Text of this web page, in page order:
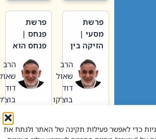
כדי לאפשר פעילות תקינה של האתר ולנתח את
פרשת
מסעי |
הזיקה בין
הגדול לעם הרב
שאול
דוד
בוצ'קו
לשמוע קול תורה – מדרש
פרשת
פנחס |
פנחס הוא
אליהו: בין
קנאות
הורסת
לקנאות
בונה
הרב
שאול
דוד
בוצ'קו
לשמוע קול